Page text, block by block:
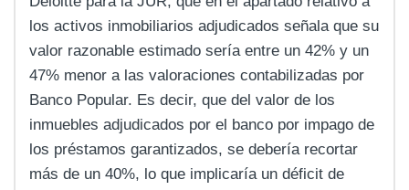
los activos inmobiliarios adjudicados señala que su
valor razonable estimado sería entre un 42% y un
47% menor a las valoraciones contabilizadas por
Banco Popular. Es decir, que del valor de los
inmuebles adjudicados por el banco por impago de
los préstamos garantizados, se debería recortar
más de un 40%, lo que implicaría un déficit de